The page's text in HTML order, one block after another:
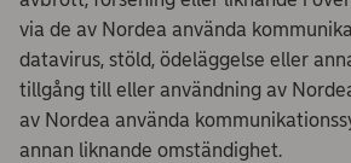
via de av Nordea använda
datavirus, stöld, ödeläggelse eller
tillgång till eller användning av
av Nordea använda
annan liknande omständighet.